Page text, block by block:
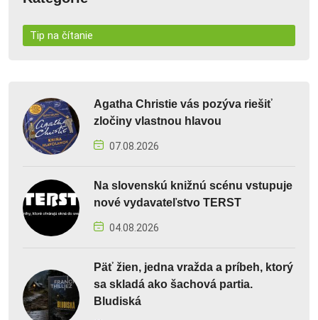
Tip na čítanie
Agatha Christie vás pozýva riešiť
zločiny vlastnou hlavou
07.08.2026
Na slovenskú knižnú scénu vstupuje
nové vydavateľstvo TERST
04.08.2026
Päť žien, jedna vražda a príbeh, ktorý
sa skladá ako šachová partia.
Bludiská